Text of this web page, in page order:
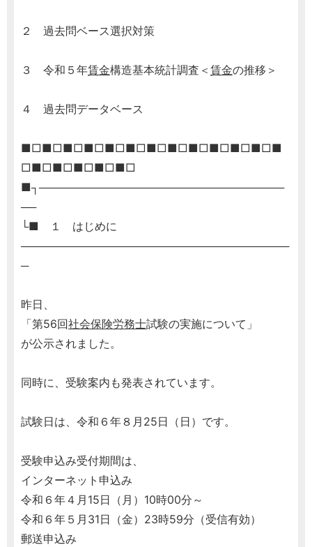
２ 過去問ベース選択対策
３ 令和５年賃金構造基本統計調査＜ 賃金の推移＞
４ 過去問データベース
■□■□■□■□■□■□■□■□■□■□■□■□■
□■□■□■□■□■□
■┐────────────────────────────────
──
└■ １ はじめに
───────────────────────────────────
─
昨日、
「第56回社会保険労務士試験の実施について」
が公示されました。
同時に、受験案内も発表されています。
試験日は、令和６年８月25日（日）です。
受験申込み受付期間は、
インターネット申込み
令和６年４月15日（月）10時00分～
令和６年５月31日（金）23時59分（受信有効）
郵送申込み